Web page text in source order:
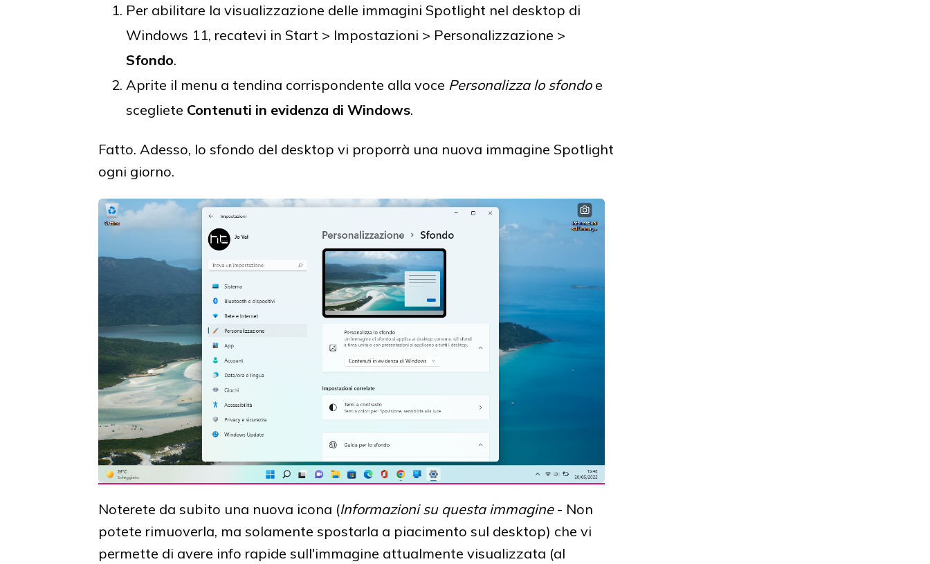
Per abilitare la visualizzazione delle immagini Spotlight nel desktop di
Windows 11, recatevi in Start > Impostazioni > Personalizzazione >
Sfondo.
Aprite il menu a tendina corrispondente alla voce Personalizza lo sfondoe
scegliete Contenuti in evidenza di Windows.
Fatto. Adesso, lo sfondo del desktop vi proporrà una nuova immagine Spotlight
ogni giorno.
Noterete da subito una nuova icona (Informazioni su questa immagine- Non
potete rimuoverla, ma solamente spostarla a piacimento sul desktop) che vi
permette di avere info rapide sull'immagine attualmente visualizzata (al